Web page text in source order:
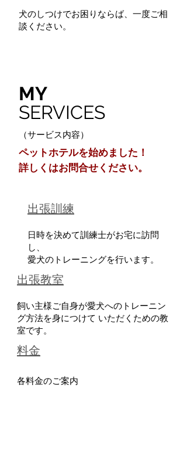
​​犬のしつけでお困りならば、一度ご相
談ください。
​MY
SERVICES
​（サービス内容）
ペットホテルを始めました！
詳しくはお問合せください。
出張訓練
日時を決めて訓練士がお宅に訪問
し、
愛犬のトレーニングを行います。
出張教室
飼い主様ご自身が愛犬へのトレーニン
グ方法を身につけて いただくための教
室です。
​料金
​各料金のご案内